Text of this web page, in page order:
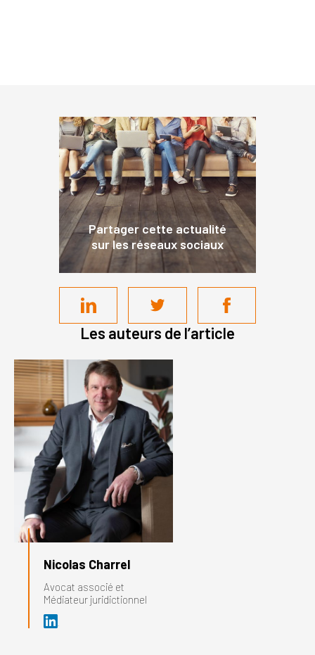
Partager cette actualité
sur les réseaux sociaux
Les auteurs de l’article
Nicolas Charrel
Avocat associé et
Médiateur juridictionnel